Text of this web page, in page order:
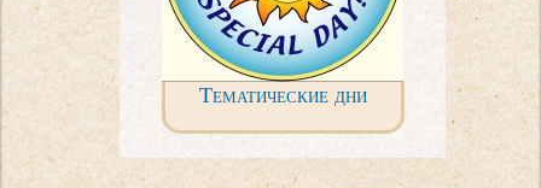
Тематические дни